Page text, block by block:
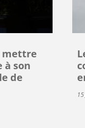
mettre
son
de